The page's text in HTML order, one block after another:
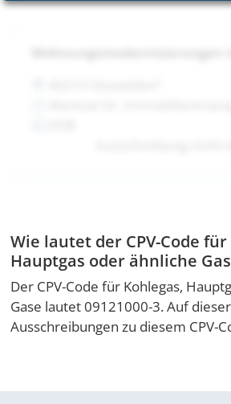
Wie lautet der CPV-Code
Hauptgas oder ähnliche
Der CPV-Code für Kohlegas,
Gase lautet 09121000-3. Auf
Ausschreibungen zu diesem CPV-